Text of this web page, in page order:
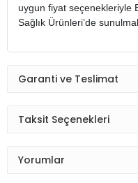
uygun fiyat seçenekleriyle
Sağlık Ürünleri’de
Garanti ve Teslimat
Taksit Seçenekleri
Yorumlar